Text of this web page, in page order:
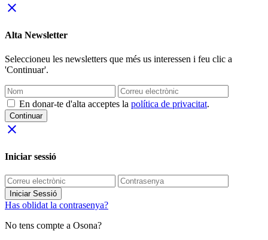
close
Alta Newsletter
Seleccioneu les newsletters que més us interessen i feu clic a
'Continuar'.
En donar-te d'alta acceptes la política de privacitat.
Continuar
close
Iniciar sessió
Iniciar Sessió
Has oblidat la contrasenya?
No tens compte a Osona?